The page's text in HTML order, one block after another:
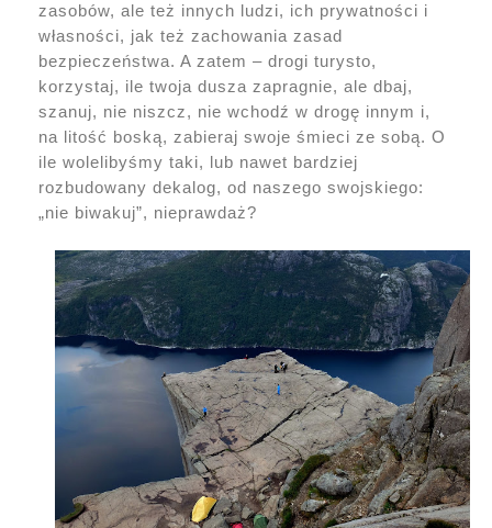
zasobów, ale też innych ludzi, ich prywatności i
własności, jak też zachowania zasad
bezpieczeństwa. A zatem – drogi turysto,
korzystaj, ile twoja dusza zapragnie, ale dbaj,
szanuj, nie niszcz, nie wchodź w drogę innym i,
na litość boską, zabieraj swoje śmieci ze sobą. O
ile wolelibyśmy taki, lub nawet bardziej
rozbudowany dekalog, od naszego swojskiego:
„nie biwakuj”, nieprawdaż?